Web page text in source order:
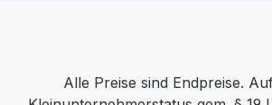
Alle Preise sind Endpreise.